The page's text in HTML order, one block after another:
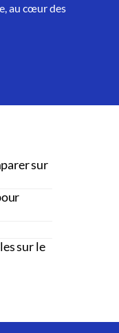
au cœur des
sur
sur le